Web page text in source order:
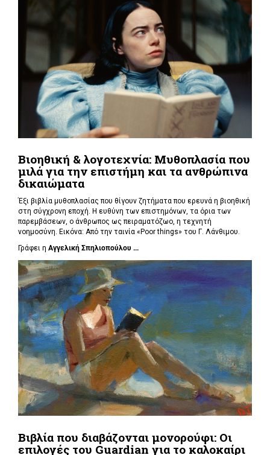
Βιοηθική & λογοτεχνία: Μυθοπλασία που
μιλά για την επιστήμη και τα ανθρώπινα
δικαιώματα
Έξι βιβλία μυθοπλασίας που θίγουν ζητήματα που ερευνά η βιοηθική
στη σύγχρονη εποχή. Η ευθύνη των επιστημόνων, τα όρια των
παρεμβάσεων, ο άνθρωπος ως πειραματόζωο, η τεχνητή
νοημοσύνη. Εικόνα: Από την ταινία «Poor things» του Γ. Λάνθιμου.
Γράφει η Αγγελική Σπηλιοπούλου ...
Βιβλία που διαβάζονται μονορούφι: Οι
επιλογές του Guardian για το καλοκαίρι